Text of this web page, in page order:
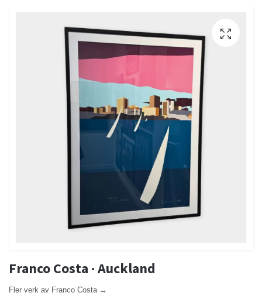
Franco Costa · Auckland
Fler verk av Franco Costa →